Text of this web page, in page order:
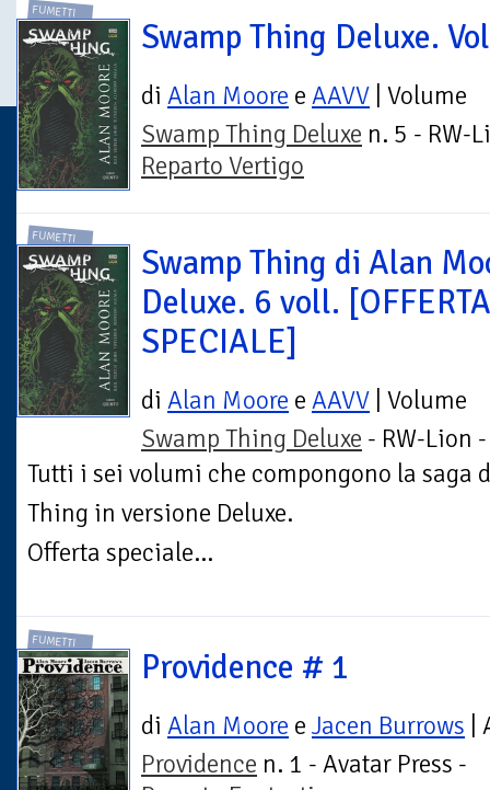
FUMETTI
Swamp Thing Deluxe.
di Alan Moore e AAVV | Volume
Swamp Thing Deluxe n. 5 - RW-
Reparto Vertigo
FUMETTI
Swamp Thing di Alan
Deluxe. 6 voll. [OFFERTA
SPECIALE]
di Alan Moore e AAVV | Volume
Swamp Thing Deluxe - RW-Lion
Tutti i sei volumi che compongono la saga
Thing in versione Deluxe.
Offerta speciale...
FUMETTI
Providence # 1
di Alan Moore e Jacen Burrows |
Providence n. 1 - Avatar Press -